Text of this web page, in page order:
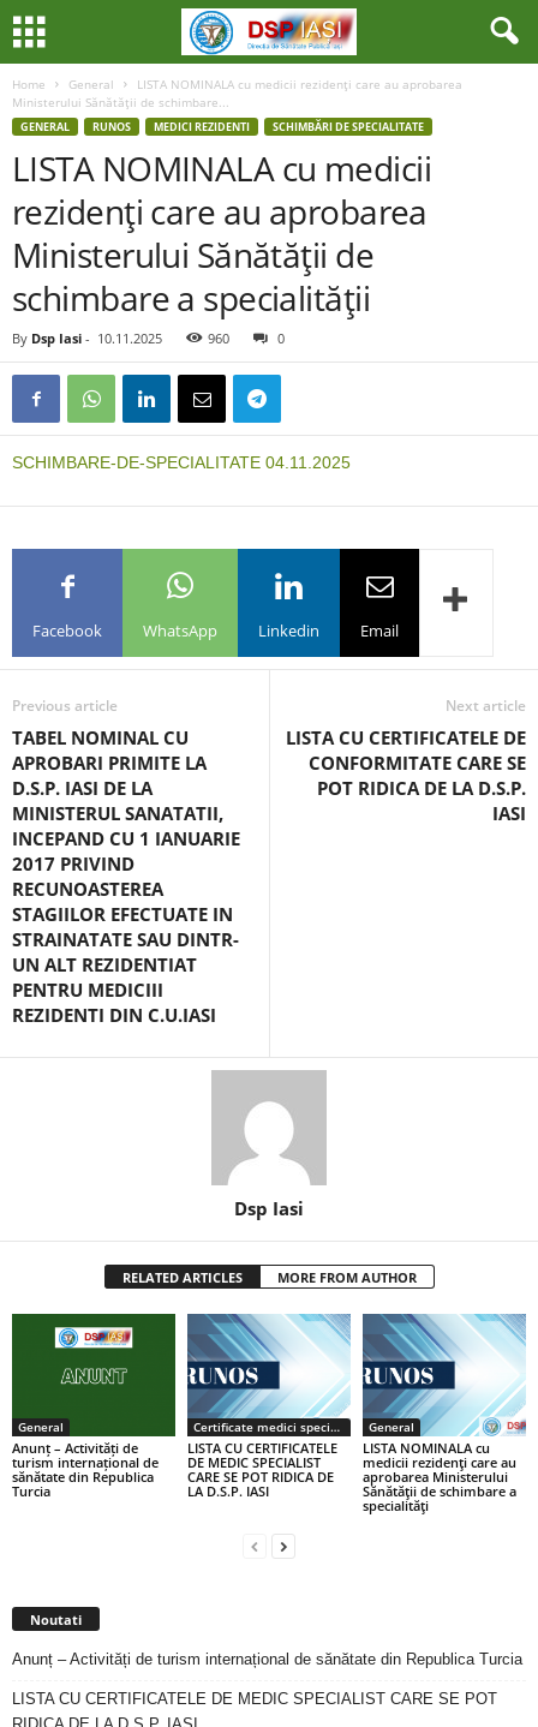
Home General
LISTA NOMINALA cu medicii rezidenţi care au aprobarea
Ministerului Sănătăţii de schimbare...
GENERAL RUNOS MEDICI REZIDENTI SCHIMBĂRI DE SPECIALITATE
LISTA NOMINALA cu medicii
rezidenţi care au aprobarea
Ministerului Sănătăţii de
schimbare a specialităţii
By Dsp Iasi - 10.11.2025 960 0
SCHIMBARE-DE-SPECIALITATE 04.11.2025
Facebook WhatsApp Linkedin Email
Previous article
TABEL NOMINAL CU
APROBARI PRIMITE LA
D.S.P. IASI DE LA
MINISTERUL SANATATII,
INCEPAND CU 1 IANUARIE
2017 PRIVIND
RECUNOASTEREA
STAGIILOR EFECTUATE IN
STRAINATATE SAU DINTR-
UN ALT REZIDENTIAT
PENTRU MEDICIII
REZIDENTI DIN C.U.IASI
Next article
LISTA CU CERTIFICATELE DE
CONFORMITATE CARE SE
POT RIDICA DE LA D.S.P.
IASI
Dsp Iasi
RELATED ARTICLES MORE FROM AUTHOR
General
Anunț – Activități de
turism internațional de
sănătate din Republica
Turcia
Certificate medici specialiști / primari
LISTA CU CERTIFICATELE
DE MEDIC SPECIALIST
CARE SE POT RIDICA DE
LA D.S.P. IASI
General
LISTA NOMINALA cu
medicii rezidenţi care au
aprobarea Ministerului
Sănătăţii de schimbare a
specialităţi
Noutati
Anunț – Activități de turism internațional de sănătate din Republica Turcia
LISTA CU CERTIFICATELE DE MEDIC SPECIALIST CARE SE POT